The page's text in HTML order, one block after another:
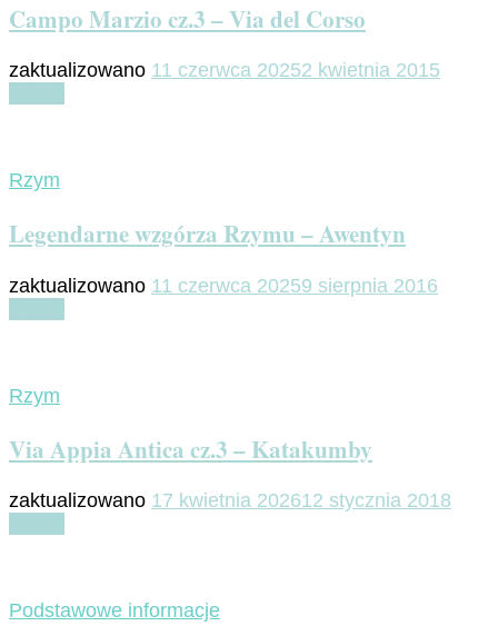
Campo Marzio cz.3 – Via del Corso
zaktualizowano 11 czerwca 20252 kwietnia 2015
Rzym
Legendarne wzgórza Rzymu – Awentyn
zaktualizowano 11 czerwca 20259 sierpnia 2016
Rzym
Via Appia Antica cz.3 – Katakumby
zaktualizowano 17 kwietnia 202612 stycznia 2018
Podstawowe informacje